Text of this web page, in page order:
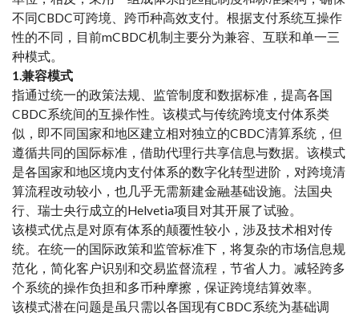
不同CBDC可跨境、跨币种高效支付。根据支付系统互操作
性的不同，目前mCBDC机制主要分为兼容、互联和单一三
种模式。
1.兼容模式
指通过统一的政策法规、监管制度和数据标准，提高各国
CBDC系统间的互操作性。该模式与传统跨境支付体系类
似，即不同国家和地区建立相对独立的CBDC清算系统，但
遵循共同的国际标准，借助代理行共享信息与数据。该模式
是各国家和地区境内支付体系的数字化转型进阶，对跨境清
算流程改动较小，也几乎无需新建金融基础设施。法国央
行、瑞士央行成立的Helvetia项目对其开展了试验。
该模式优点是对原有体系的颠覆性较小，涉及技术相对传
统。在统一的国际政策和监管标准下，将复杂的市场信息规
范化，简化客户识别和交易监督流程，节省人力。减轻跨多
个系统的操作负担和多币种摩擦，保证跨境结算效率。
该模式潜在问题是虽只需以各国现有CBDC系统为基础调